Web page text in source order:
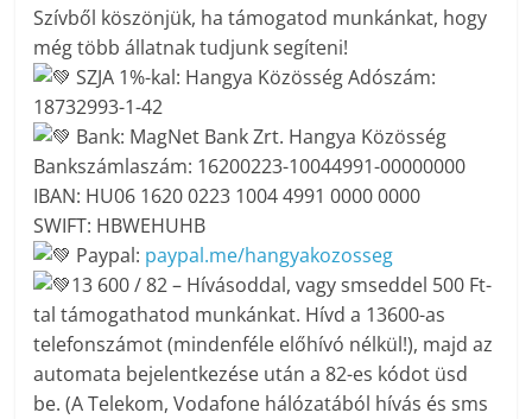
Szívből köszönjük, ha támogatod munkánkat, hogy
még több állatnak tudjunk segíteni!
SZJA 1%-kal: Hangya Közösség Adószám:
18732993-1-42
Bank: MagNet Bank Zrt. Hangya Közösség
Bankszámlaszám: 16200223-10044991-00000000
IBAN: HU06 1620 0223 1004 4991 0000 0000
SWIFT: HBWEHUHB
Paypal: paypal.me/hangyakozosseg
13 600 / 82 – Hívásoddal, vagy smseddel 500 Ft-
tal támogathatod munkánkat. Hívd a 13600-as
telefonszámot (mindenféle előhívó nélkül!), majd az
automata bejelentkezése után a 82-es kódot üsd
be. (A Telekom, Vodafone hálózatából hívás és sms